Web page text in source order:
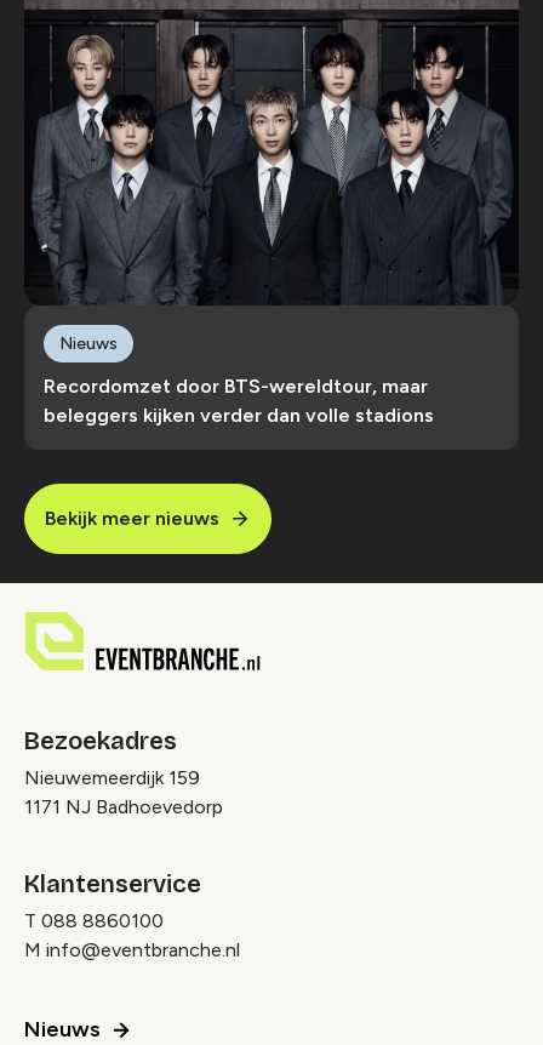
Recordomzet door BTS-wereldtour, maar
beleggers kijken verder dan volle stadions
Nieuws
Bekijk meer nieuws
Bezoekadres
Nieuwemeerdijk 159
1171 NJ Badhoevedorp
Klantenservice
T 088 8860100
M info@eventbranche.nl
Nieuws